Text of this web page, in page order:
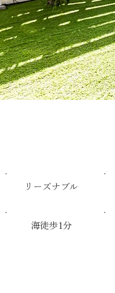
リーズナブル
海徒歩1分